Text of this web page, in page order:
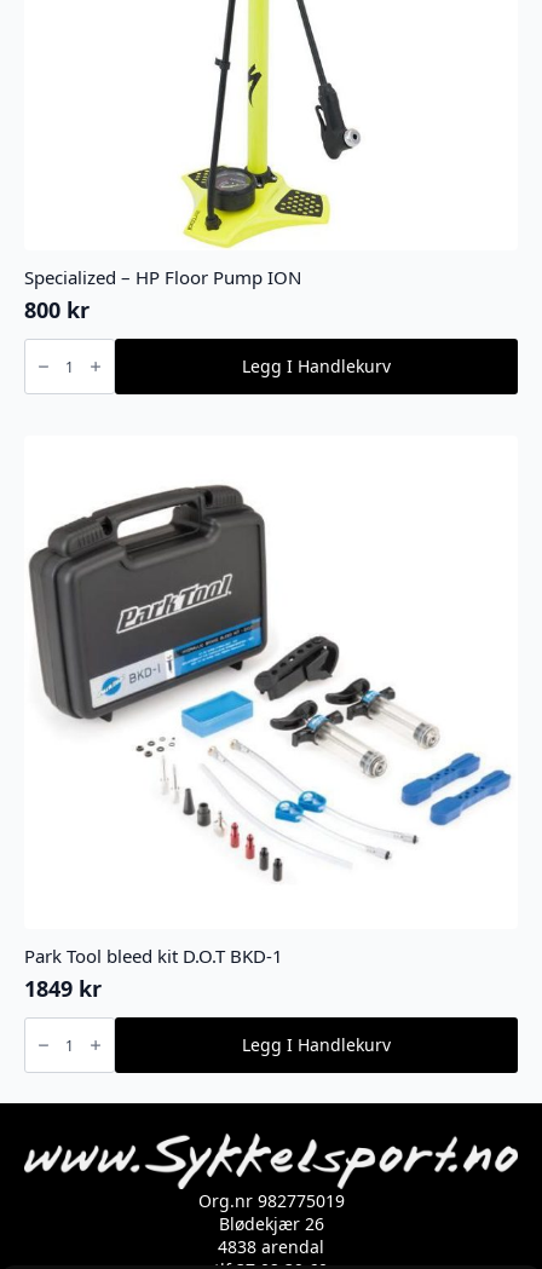
Specialized – HP Floor Pump ION
800 kr
Specialized
HP
Floor
Legg I Handlekurv
Park Tool bleed kit D.O.T BKD-1
1849 kr
Park
bleed
kit
1
Legg I Handlekurv
Org.nr 982775019
Blødekjær 26
4838 arendal